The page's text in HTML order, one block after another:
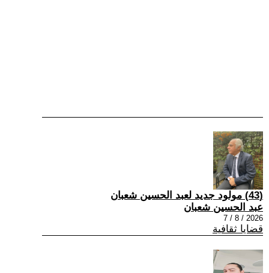
(43) مولود جديد لعبد الحسين شعبان
عبد الحسين شعبان
2026 / 8 / 7
قضايا ثقافية